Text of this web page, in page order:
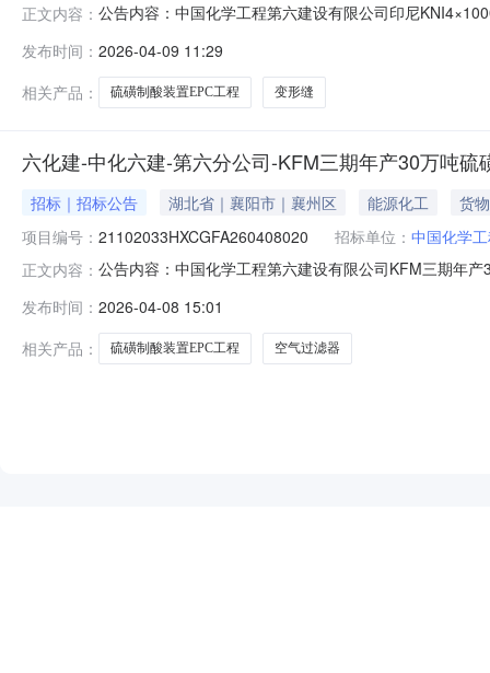
正文内容： 公告内容：中国化学工程第六建设有限公司印尼
程-变形缝（第二批）采购方案已具备谈判采购条件（采
发布时间： 2026-04-09 11:29
相关产品：
硫磺制酸装置EPC工程 变形缝
六化建-中化六建-第六分公司-KFM三期年产30万吨
招标｜招标公告 湖北省｜襄阳市｜襄州区 能源化工
货物
项目编号： 21102033HXCGFA260408020 招标单位： 中国化学
正文内容： 公告内容：中国化学工程第六建设有限公司KFM三期年
三期年产30万吨硫磺制酸装置EPC工程-设备-空气过滤
发布时间： 2026-04-08 15:01
相关产品：
硫磺制酸装置EPC工程 空气过滤器